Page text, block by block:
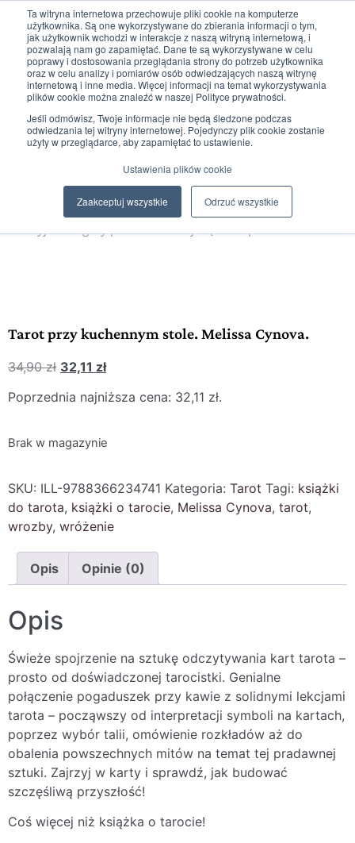
Ta witryna internetowa przechowuje pliki cookie na komputerze
użytkownika. Są one wykorzystywane do zbierania informacji o tym,
jak użytkownik wchodzi w interakcje z naszą witryną internetową, i
pozwalają nam go zapamiętać. Dane te są wykorzystywane w celu
poprawy i dostosowania przeglądania strony do potrzeb użytkownika
oraz w celu analizy i pomiarów osób odwiedzających naszą witrynę
internetową i inne media. Więcej informacji na temat wykorzystywania
plików cookie można znaleźć w naszej Polityce prywatności.
Jeśli odmówisz, Twoje informacje nie będą śledzone podczas
odwiedzania tej witryny internetowej. Pojedynczy plik cookie zostanie
użyty w przeglądarce, aby zapamiętać to ustawienie.
Ustawienia plików cookie
Zaakceptuj wszystkie Odrzuć wszystkie
Szczegóły produktu
Tarot przy kuchennym stole. Melissa Cynova.
34,90zł 32,11 zł
Poprzednia najniższa cena: 32,11 zł.
Brak w magazynie
SKU: ILL-9788366234741 Kategoria: Tarot Tagi: książki
do tarota, książki o tarocie, Melissa Cynova, tarot,
wrozby, wróżenie
Opis Opinie (0)
Opis
Świeże spojrzenie na sztukę odczytywania kart tarota –
prosto od doświadczonej tarocistki. Genialne
połączenie pogaduszek przy kawie z solidnymi lekcjami
tarota – począwszy od interpretacji symboli na kartach,
poprzez wybór talii, omówienie rozkładów aż do
obalenia powszechnych mitów na temat tej pradawnej
sztuki. Zajrzyj w karty i sprawdź, jak budować
szczęśliwą przyszłość!
Coś więcej niż książka o tarocie!